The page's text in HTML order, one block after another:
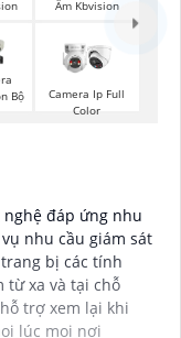
Âm Kbvision
Bộ
Camera Ip Full
Color
đáp ứng nhu
nhu cầu giám sát
bị các tính
từ xa và tại chỗ
trợ xem lại khi
lúc mọi nơi